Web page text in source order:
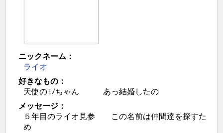
ニックネーム：
ライオ
好きなもの：
天使のﾓﾉちゃん あっ結婚したの
メッセージ：
５年目のライオ見参 この名前は仲間達を探すた
め